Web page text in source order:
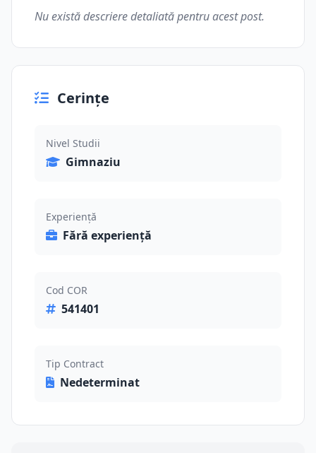
Nu există descriere detaliată pentru acest post.
Cerințe
Nivel Studii
Gimnaziu
Experiență
Fără experiență
Cod COR
541401
Tip Contract
Nedeterminat